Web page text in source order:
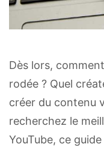
Dès lors,
rodée ? Quel
créer du contenu
recherchez le
YouTube, ce